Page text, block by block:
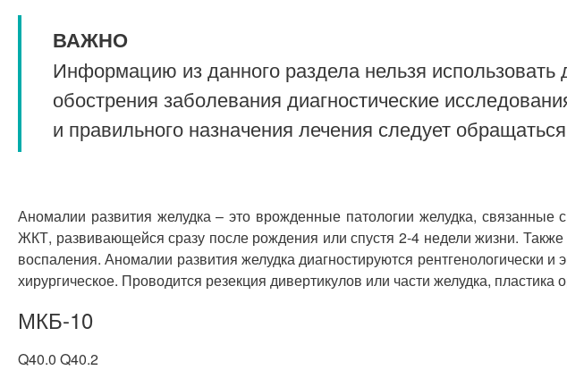
ВАЖНО
Информацию из данного раздела нельзя
обострения заболевания диагностические
и правильного назначения лечения следует
Аномалии развития желудка – это врожденные патологии желудка,
ЖКТ, развивающейся сразу после рождения или спустя 2-4 недели жизни.
воспаления. Аномалии развития желудка диагностируются рентгенологически
хирургическое. Проводится резекция дивертикулов или части желудка,
МКБ-10
Q40.0 Q40.2